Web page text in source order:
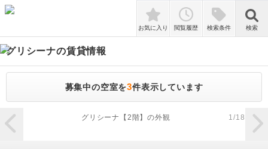
検索
お気に入り 閲覧履歴 検索条件 検索
グリシーナの賃貸情報
募集中の空室を3件表示しています
zoom_in
グリシーナ【2階】の外観 1/18